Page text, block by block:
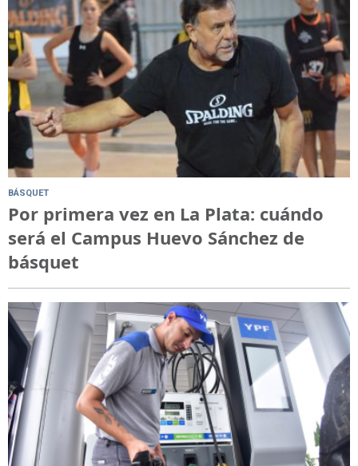
BÁSQUET
Por primera vez en La Plata: cuándo
será el Campus Huevo Sánchez de
básquet